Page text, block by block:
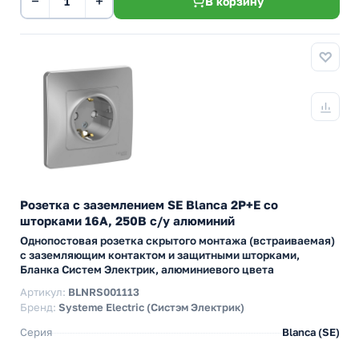
Розетка с заземлением SE Blanca 2Р+Е со
шторками 16А, 250В с/у алюминий
Однопостовая розетка скрытого монтажа (встраиваемая)
с заземляющим контактом и защитными шторками,
Бланка Систем Электрик, алюминиевого цвета
Артикул: BLNRS001113
Бренд: Systeme Electric (Систэм Электрик)
Серия
Blanca (SE)